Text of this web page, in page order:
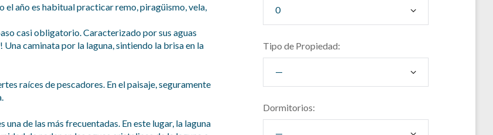
año es habitual practicar remo, piragüismo, vela,
casi obligatorio. Caracterizado por sus aguas
caminata por la laguna, sintiendo la brisa en la
raíces de pescadores. En el paisaje, seguramente
de las más frecuentadas. En este lugar, la laguna
Tipo de Propiedad:
Dormitorios: